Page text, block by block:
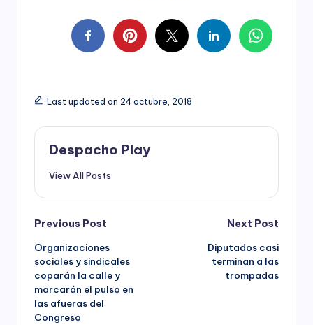
Last updated on 24 octubre, 2018
Despacho Play
View All Posts
Post
navigation
Previous Post
Organizaciones
sociales y sindicales
coparán la calle y
marcarán el pulso en
las afueras del
Congreso
Next Post
Diputados casi
terminan a las
trompadas